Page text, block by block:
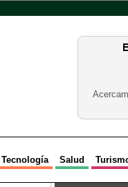
Tecnología Salud